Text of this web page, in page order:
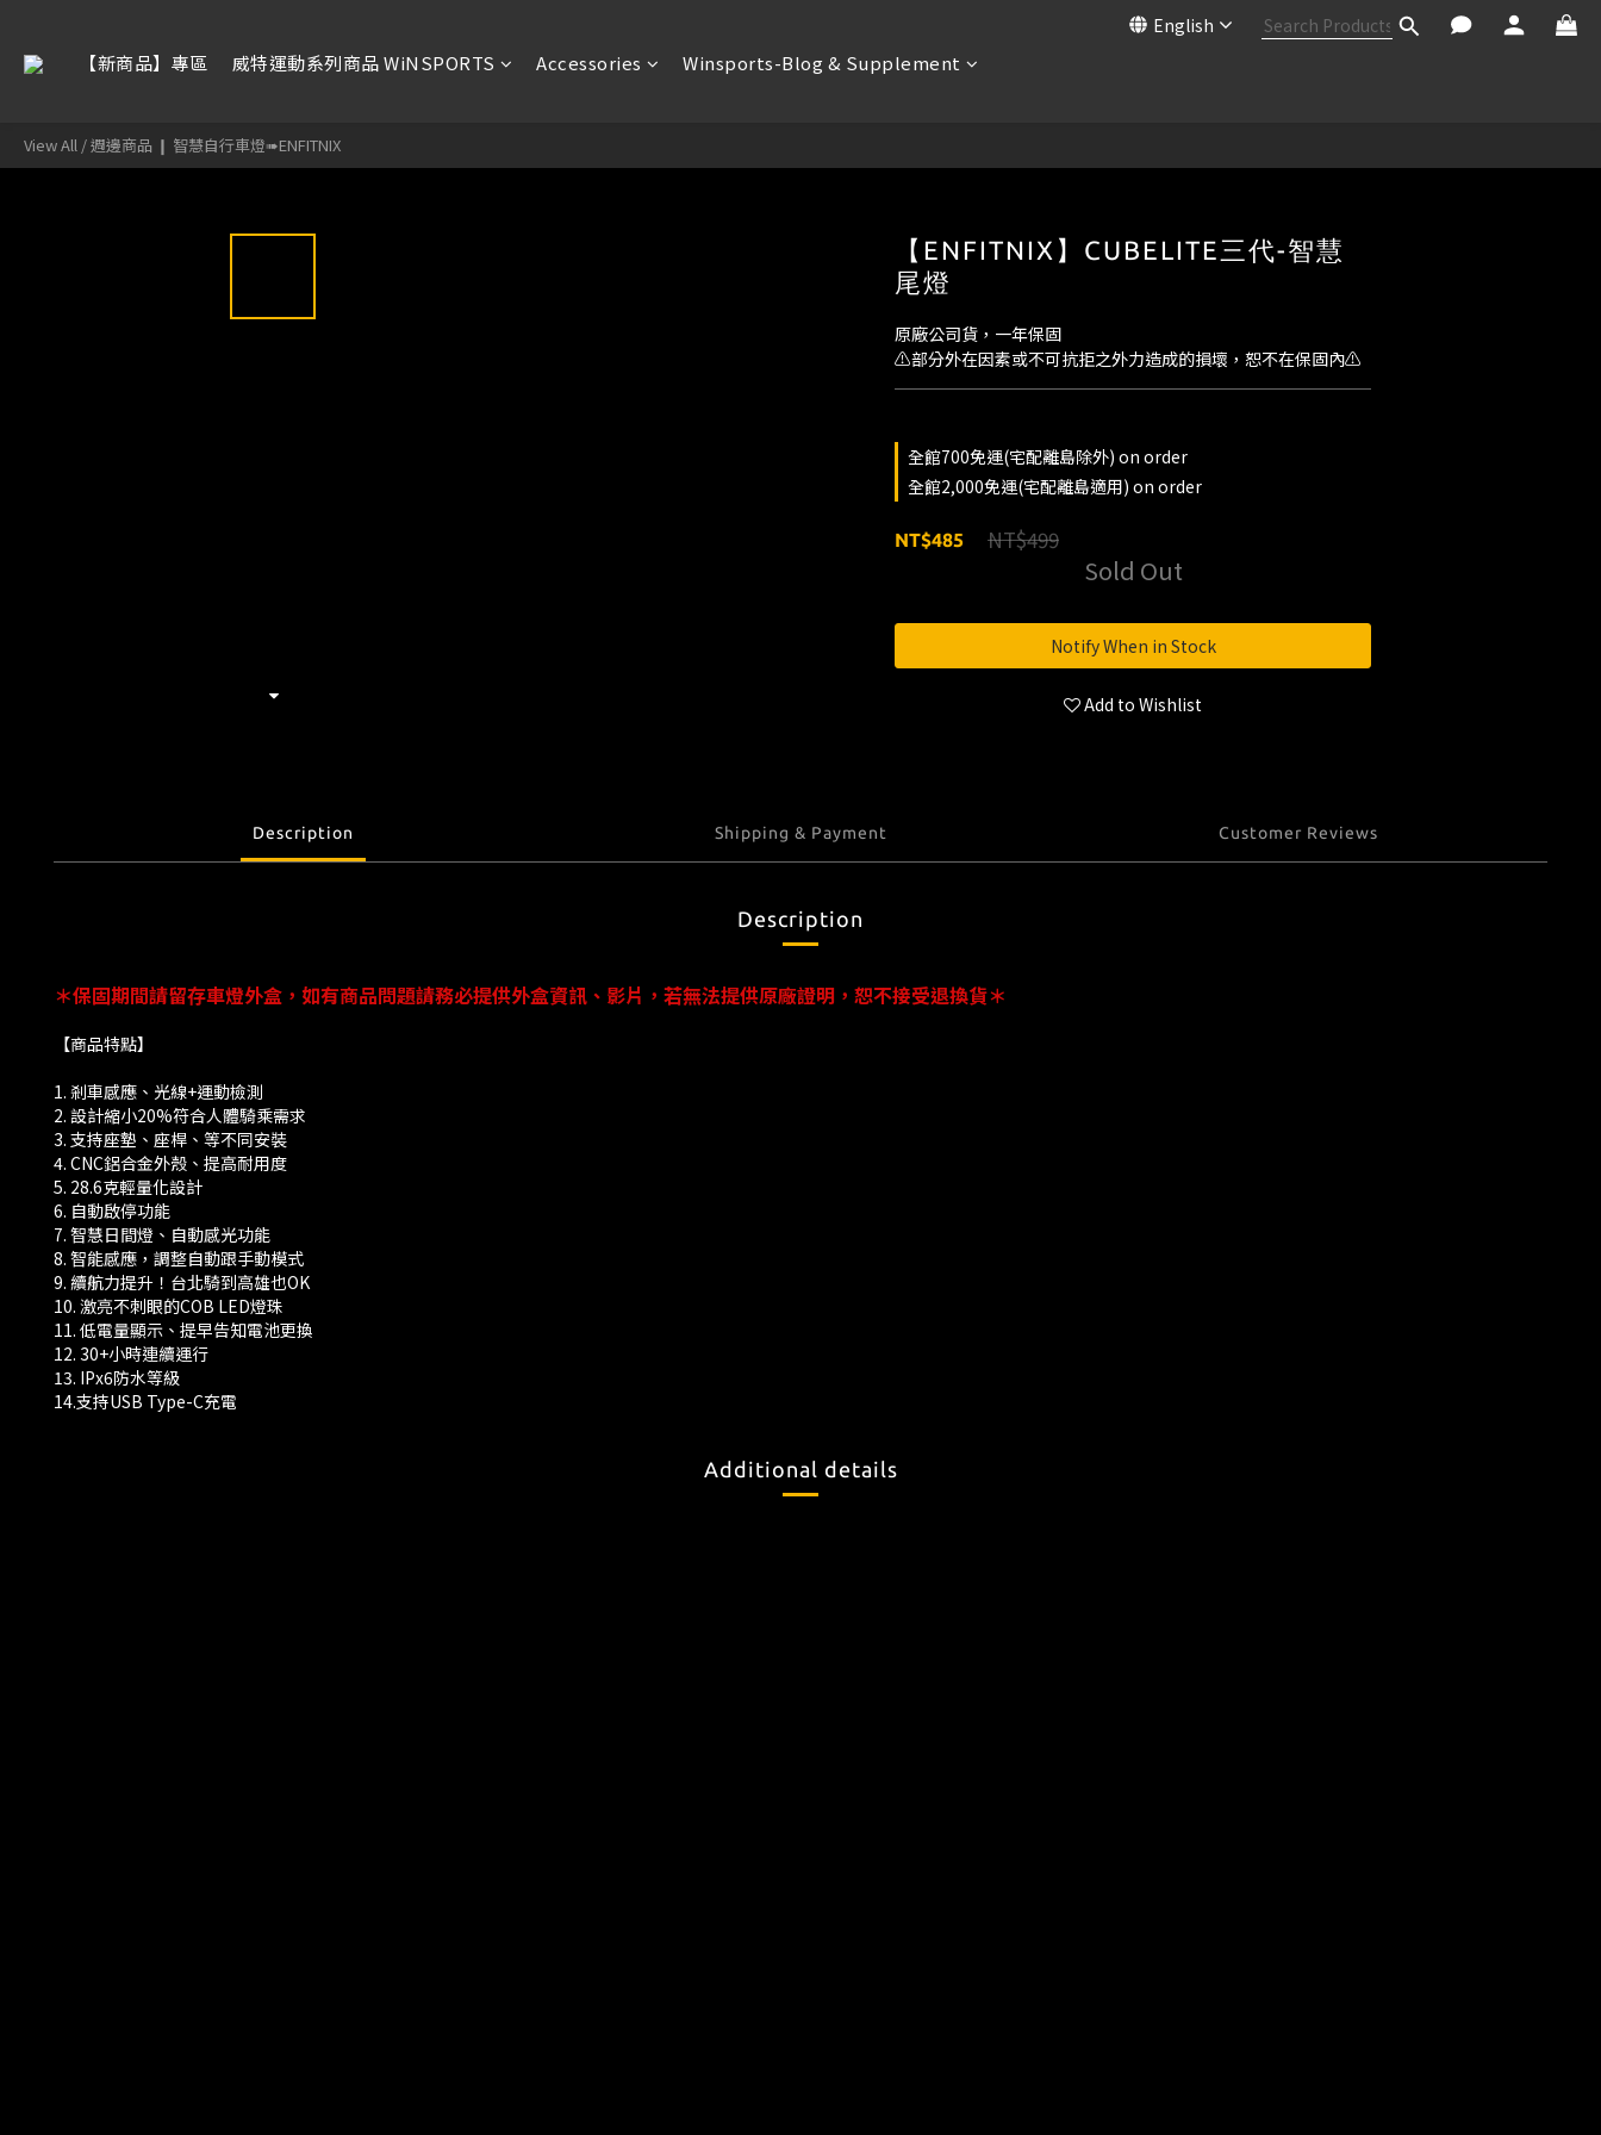
English
【新商品】專區 威特運動系列商品 WiNSPORTS Accessories Winsports-Blog & Supplement
View All /週邊商品 ❙ 智慧自行車燈➠ENFITNIX
【ENFITNIX】CUBELITE三代-智慧
尾燈
原廠公司貨，一年保固
⚠️部分外在因素或不可抗拒之外力造成的損壞，恕不在保固內⚠️
全館700免運(宅配離島除外) on order
全館2,000免運(宅配離島適用) on order
NT$485 NT$499
Sold Out
Notify When in Stock
Add to Wishlist
Description Shipping & Payment Customer Reviews
Description
＊保固期間請留存車燈外盒，如有商品問題請務必提供外盒資訊、影片，若無法提供原廠證明，恕不接受退換貨＊
【商品特點】
1. 剎車感應、光線+運動檢測
2. 設計縮小20%符合人體騎乘需求
3. 支持座墊、座桿、等不同安裝
4. CNC鋁合金外殼、提高耐用度
5. 28.6克輕量化設計
6. 自動啟停功能
7. 智慧日間燈、自動感光功能
8. 智能感應，調整自動跟手動模式
9. 續航力提升！台北騎到高雄也OK
10. 激亮不刺眼的COB LED燈珠
11. 低電量顯示、提早告知電池更換
12. 30+小時連續運行
13. IPx6防水等級
14.支持USB Type-C充電
Additional details